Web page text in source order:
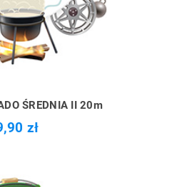
ŚREDNIA II 20m
zł